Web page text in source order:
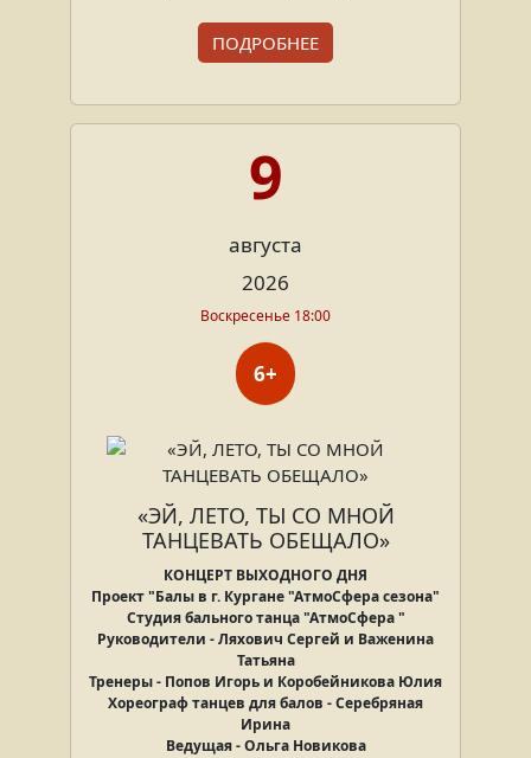
ПОДРОБНЕЕ
9
августа
2026
Воскресенье 18:00
6+
« ЭЙ, ЛЕТО, ТЫ СО МНОЙ
ТАНЦЕВАТЬ ОБЕЩАЛО»
КОНЦЕРТ ВЫХОДНОГО ДНЯ
Проект "Балы в г. Кургане "АтмоСфера сезона"
Студия бального танца "АтмоСфера "
Руководители - Ляхович Сергей и Важенина
Татьяна
Тренеры - Попов Игорь и Коробейникова Юлия
Хореограф танцев для балов - Серебряная
Ирина
Ведущая - Ольга Новикова